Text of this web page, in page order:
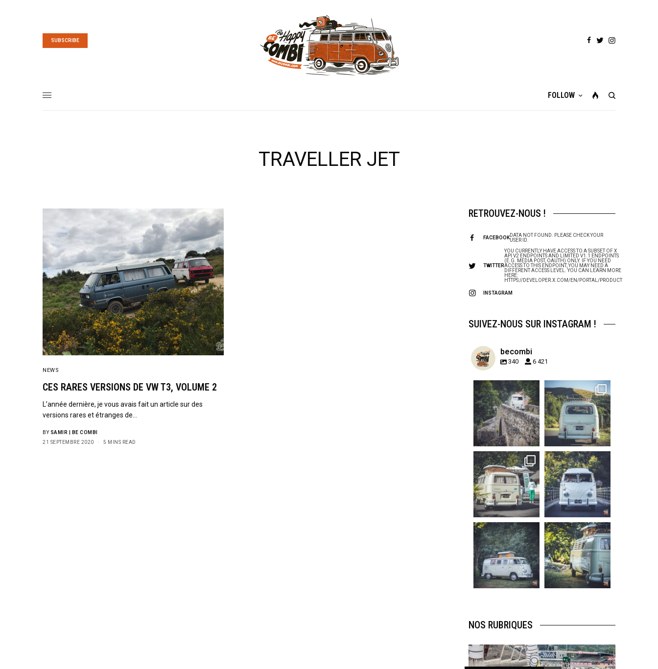
SUBSCRIBE
FOLLOW
TRAVELLER JET
NEWS
CES RARES VERSIONS DE VW T3, VOLUME 2
L’année dernière, je vous avais fait un article sur des
versions rares et étranges de…
BY SAMIR | BE COMBI
21 SEPTEMBRE 2020
5 MINS READ
RETROUVEZ-NOUS !
FACEBOOKDATA NOT FOUND. PLEASE CHECK YOUR
USER ID.
TWITTER
YOU CURRENTLY HAVE ACCESS TO A SUBSET OF X
API V2 ENDPOINTS AND LIMITED V1.1 ENDPOINTS
(E.G. MEDIA POST, OAUTH) ONLY. IF YOU NEED
ACCESS TO THIS ENDPOINT, YOU MAY NEED A
DIFFERENT ACCESS LEVEL. YOU CAN LEARN MORE
HERE:
HTTPS://DEVELOPER.X.COM/EN/PORTAL/PRODUCT
INSTAGRAM
SUIVEZ-NOUS SUR INSTAGRAM !
becombi
340 6 421
becombi
Sep 15
219
3
becombi
Sep 12
216
3
becombi
Sep 10
220
4
becombi
Août 10
177
becombi
Août 10
120
0
becombi
Août 10
108
0
NOS RUBRIQUES